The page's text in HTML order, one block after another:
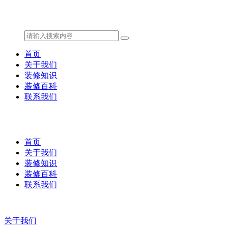
首页
关于我们
装修知识
装修百科
联系我们
首页
关于我们
装修知识
装修百科
联系我们
关于我们